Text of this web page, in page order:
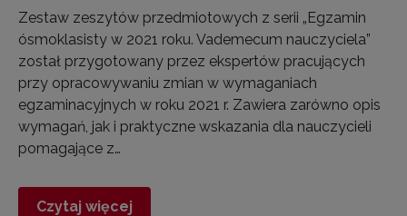
Zestaw zeszytów przedmiotowych z serii „Egzamin
ósmoklasisty w 2021 roku. Vademecum nauczyciela”
został przygotowany przez ekspertów pracujących
przy opracowywaniu zmian w wymaganiach
egzaminacyjnych w roku 2021 r. Zawiera zarówno opis
wymagań, jak i praktyczne wskazania dla nauczycieli
pomagające z…
Czytaj więcej